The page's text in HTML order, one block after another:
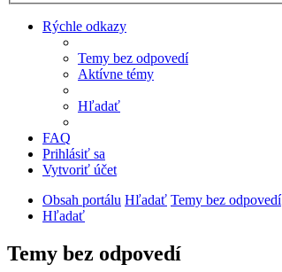
Rýchle odkazy
Temy bez odpovedí
Aktívne témy
Hľadať
FAQ
Prihlásiť sa
Vytvoriť účet
Obsah portálu Hľadať Temy bez odpovedí
Hľadať
Temy bez odpovedí